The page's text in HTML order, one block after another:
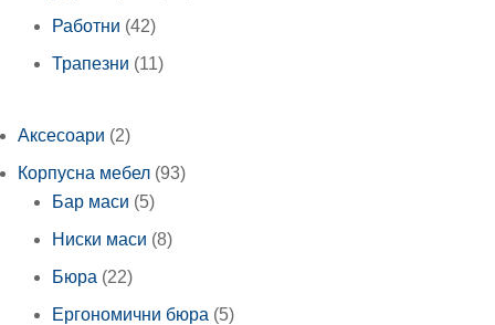
Работни 4242
продукта
Трапезни 1111
Аксесоари 22
продукта
Корпусна мебел 9393
Бар маси 55
продукта
Ниски маси 88
Бюра 2222
продукта
Ергономични бюра 55